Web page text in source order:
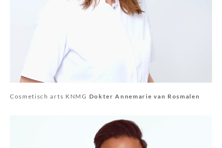
Cosmetisch arts KNMG Dokter Annemarie van Rosmalen